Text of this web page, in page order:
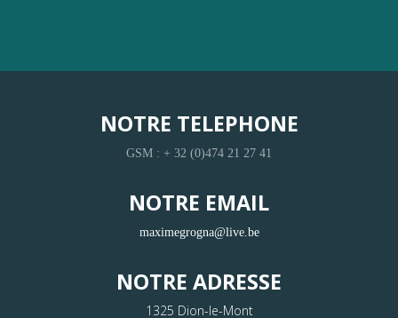
NOTRE TELEPHONE
GSM : + 32 (0)474 21 27 41
NOTRE EMAIL
maximegrogna@live.be
NOTRE ADRESSE
1325 Dion-le-Mont